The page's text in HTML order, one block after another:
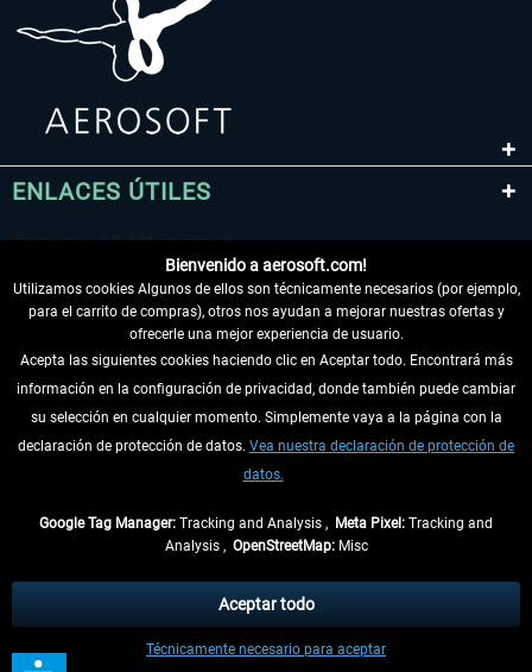
ENLACES ÚTILES
DESISTIR DEL CONTRATO
INFORMACIÓN
tasas de recepción si no se describe lo contrario
** De aplicación a envíos dentro de Alemania. Los plazos de envío para los
demás países se pueden consultar en lainformación de envío
Bienvenido a aerosoft.com!
Utilizamos cookies Algunos de ellos son técnicamente necesarios (por ejemplo,
para el carrito de compras), otros nos ayudan a mejorar nuestras ofertas y
ofrecerle una mejor experiencia de usuario.
Acepta las siguientes cookies haciendo clic en Aceptar todo. Encontrará más
información en la configuración de privacidad, donde también puede cambiar
su selección en cualquier momento. Simplemente vaya a la página con la
declaración de protección de datos. Vea nuestra declaración de protección de
datos.
Google Tag Manager: Tracking and Analysis , Meta Pixel: Tracking and
Analysis , OpenStreetMap:Misc
Técnicamente necesario para aceptar
Aceptar todo